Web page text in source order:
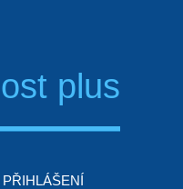
plus
PŘIHLÁŠENÍ